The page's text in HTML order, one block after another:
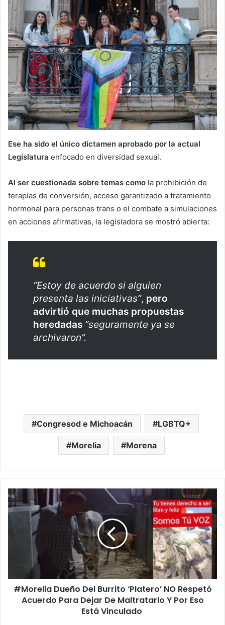
Ese ha sido el único dictamen aprobado por la actual
Legislatura enfocado en diversidad sexual.
Al ser cuestionada sobre temas como la prohibición de
terapias de conversión, acceso garantizado a tratamiento
hormonal para personas trans o el combate a simulaciones
en acciones afirmativas, la legisladora se mostró abierta:
“Estoy de acuerdo si alguien
presenta las iniciativas”, pero
advirtió que muchas propuestas
heredadas “seguramente ya se
archivaron”.
Congresod e Michoacán LGBTQ+
Morelia Morena
#Morelia
Dueño
Del
‘Platero’
Acuerdo
Para
Dejar
#Morelia Dueño Del Burrito ‘Platero’ NO Respetó
Acuerdo Para Dejar De Maltratarlo Y Por Eso
Está Vinculado